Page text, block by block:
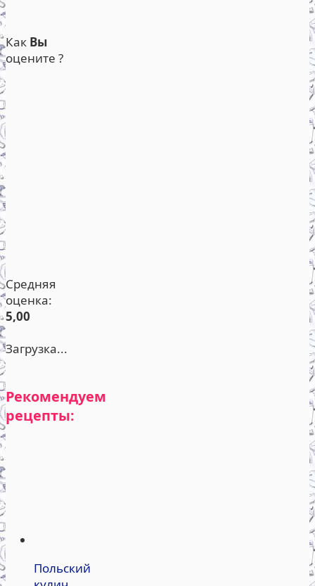
Как Вы
оцените ?
Средняя
оценка:
5,00
Загрузка...
Рекомендуем
рецепты:
Польский